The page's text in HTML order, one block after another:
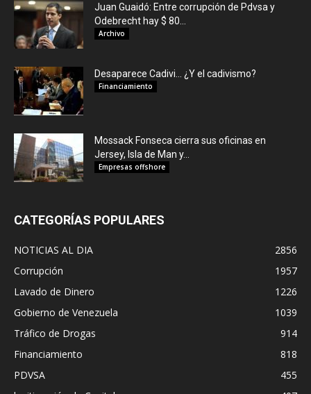
Juan Guaidó: Entre corrupción de Pdvsa y
Odebrecht hay $ 80...
Archivo
Desaparece Cadivi… ¿Y el cadivismo?
Financiamiento
Mossack Fonseca cierra sus oficinas en
Jersey, Isla de Man y...
Empresas offshore
CATEGORÍAS POPULARES
NOTICIAS AL DIA
2856
Corrupción
1957
Lavado de Dinero
1226
Gobierno de Venezuela
1039
Tráfico de Drogas
914
Financiamiento
818
PDVSA
455